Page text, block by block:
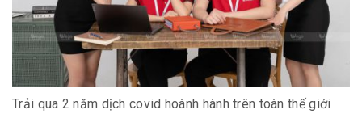
Trải qua 2 năm dịch covid hoành hành trên toàn thế giới